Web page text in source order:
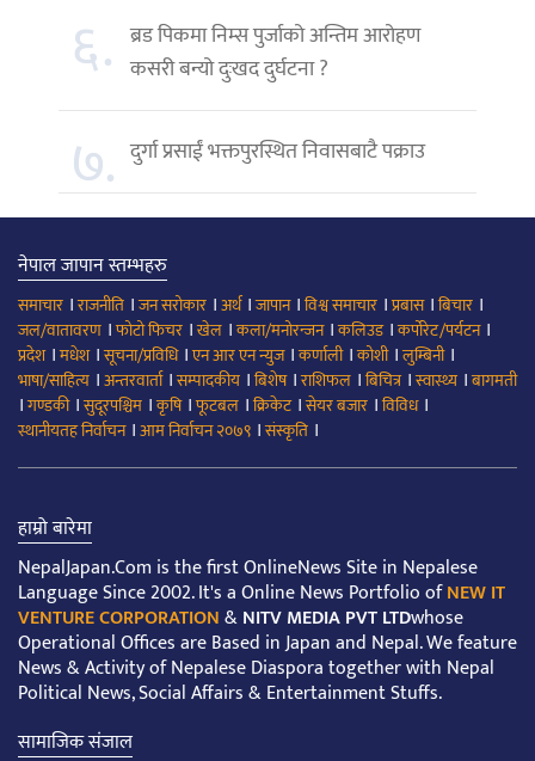
६. ब्रड पिकमा निम्स पुर्जाको अन्तिम आरोहण
कसरी बन्यो दुःखद दुर्घटना ?
७. दुर्गा प्रसाईं भक्तपुरस्थित निवासबाटै पक्राउ
नेपाल जापान स्तम्भहरु
समाचार ।राजनीति ।जन सरोकार ।अर्थ।जापान।विश्व समाचार ।प्रबास।बिचार ।
जल/वातावरण ।फोटो फिचर ।खेल ।कला/मनोरन्जन।कलिउड।कर्पोरेट/पर्यटन।
प्रदेश।मधेश।सूचना/प्रविधि।एन आर एन न्युज।कर्णाली।कोशी।लुम्बिनी।
भाषा/साहित्य ।अन्तरवार्ता।सम्पादकीय ।बिशेष।राशिफल ।बिचित्र।स्वास्थ्य ।बागमती
।गण्डकी।सुदूरपश्चिम ।कृषि।फूटबल ।क्रिकेट।सेयर बजार ।विविध।
स्थानीयतह निर्वाचन।आम निर्वाचन २०७९ ।संस्कृति ।
हाम्रो बारेमा
NepalJapan.Com is the first OnlineNews Site in Nepalese
Language Since 2002. It's a Online News Portfolio ofNEW IT
VENTURE CORPORATION&NITV MEDIA PVT LTDwhose
Operational Offices are Based in Japan and Nepal. We feature
News & Activity of Nepalese Diaspora together with Nepal
Political News, Social Affairs & Entertainment Stuffs.
सामाजिक संजाल